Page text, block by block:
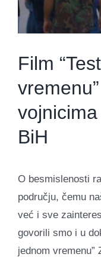
Film
BiH
O besmislenosti
području, čemu
već i sve
govorili smo i u
jednom